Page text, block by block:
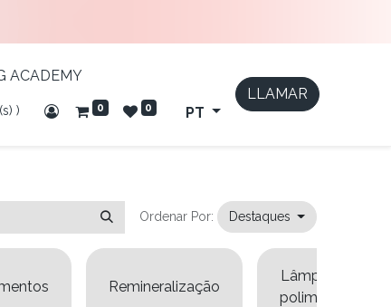
ACADEMY
) 0 0 PT
LLAMAR
Ordenar Por: Destaques
Remineralização
Lâmpadas de
polimerização